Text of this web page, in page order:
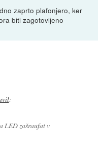
zaprto plafonjero, ker
biti zagotovljeno
:
LED zašraufat v